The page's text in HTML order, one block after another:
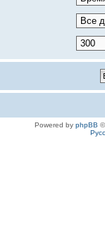
Powered by phpBB